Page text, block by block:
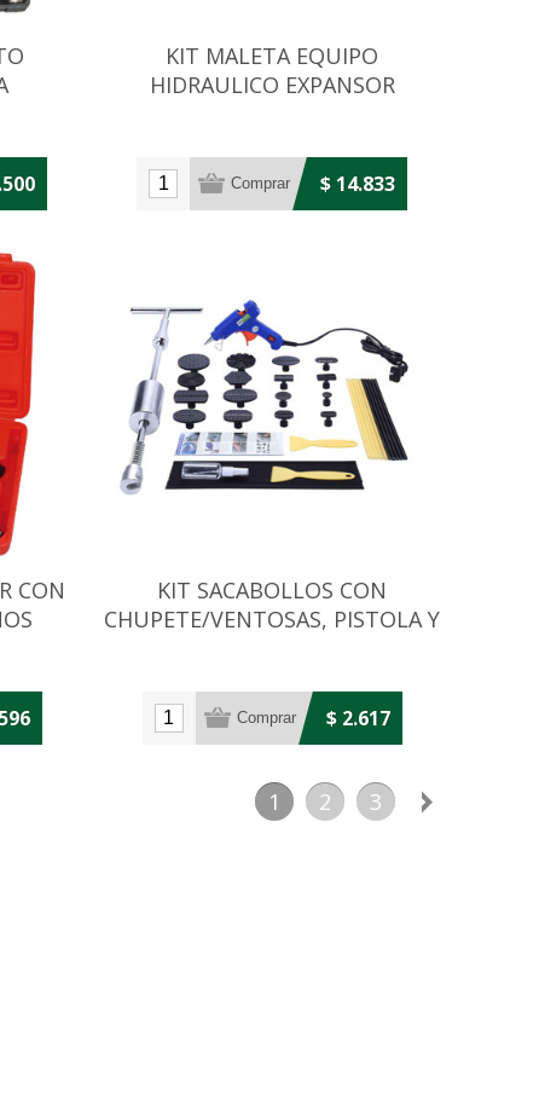
KIT MALETA EQUIPO
HIDRAULICO EXPANSOR
$ 14.833
CON
KIT SACABOLLOS CON
CHUPETE/VENTOSAS, PISTOLA Y
$ 2.617
1 2 3